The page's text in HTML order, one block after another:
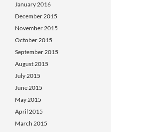
January 2016
December 2015
November 2015
October 2015
September 2015
August 2015
July 2015
June 2015
May 2015
April 2015
March 2015